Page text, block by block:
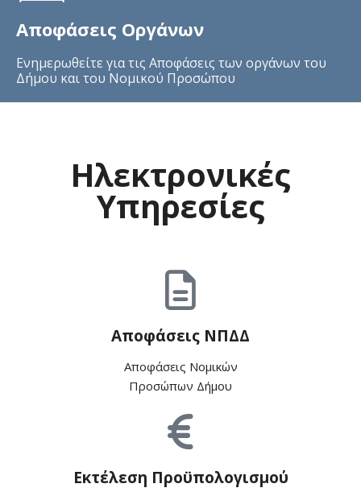
Αποφάσεις Οργάνων
Ενημερωθείτε για τις Αποφάσεις των οργάνων του
Δήμου και του Νομικού Προσώπου
Ηλεκτρονικές
Υπηρεσίες
Αποφάσεις ΝΠΔΔ
Αποφάσεις Νομικών
Προσώπων Δήμου
Εκτέλεση Προϋπολογισμού